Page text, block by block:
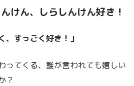
けん、しらしんけん好き！
、すっごく好き！」
ってくる、誰が言われても嬉しい
？